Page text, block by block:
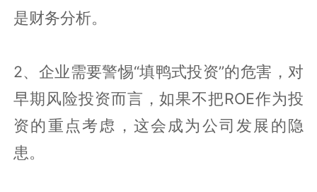
是财务分析。
2、企业需要警惕“填鸭式投资”的危害， 对
早期风险投资而言，如果不把ROE作为投
资的重点考虑，这会成为公司发展的隐
患。